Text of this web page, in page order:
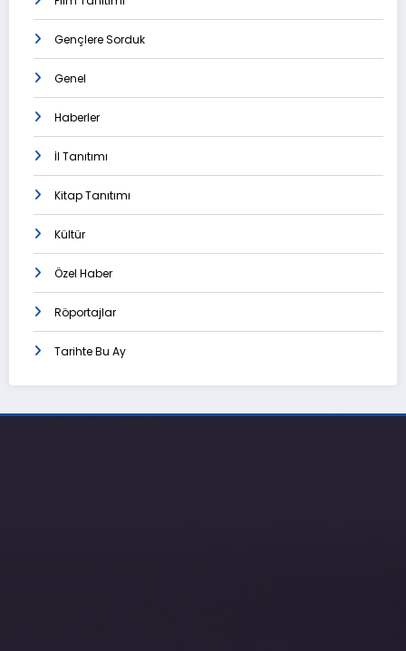
Gençlere Sorduk
Genel
Haberler
İl Tanıtımı
Kitap Tanıtımı
Kültür
Özel Haber
Röportajlar
Tarihte Bu Ay